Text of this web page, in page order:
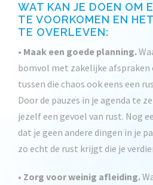
WAT KAN JE DOEN OM
TE VOORKOMEN EN
TE OVERLEVEN:
• Maak een goede planning.
bomvol met zakelijke afspraken
tussen die chaos ook eens een
Door de pauzes in je agenda te
jezelf een gevoel van rust. Nog
dat je geen andere dingen in je
zo echt de rust krijgt die je
• Zorg voor weinig afleiding.